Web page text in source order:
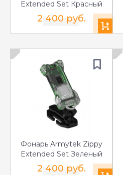
Extended Set Красный
2 400 руб.
Фонарь Armytek Zippy
Extended Set Зеленый
2 400 руб.